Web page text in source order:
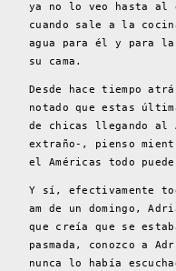
ya no lo veo hasta al
cuando sale a la
agua para él y para la
su cama.
Desde hace tiempo
notado que estas
de chicas llegando al
extraño-, pienso
el Américas todo
Y sí, efectivamente
am de un domingo,
que creía que se
pasmada, conozco a
nunca lo había